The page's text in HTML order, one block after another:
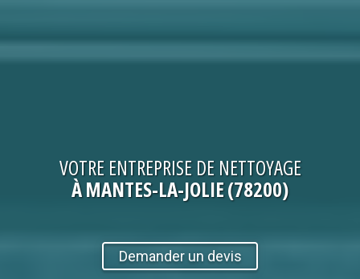
VOTRE ENTREPRISE DE NETTOYAGE
À MANTES-LA-JOLIE (78200)
Demander un devis